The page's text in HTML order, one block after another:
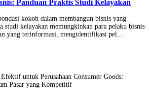
Panduan Praktis Studi Kelayakan
kokoh dalam membangun bisnis yang
studi kelayakan memungkinkan para pelaku bisnis
yang terinformasi, mengidentifikasi pel...